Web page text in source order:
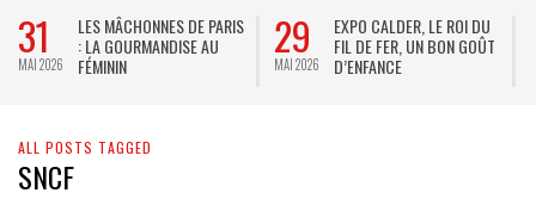
31
MAI 2026
LES MÂCHONNES DE PARIS
: LA GOURMANDISE AU
FÉMININ
29
MAI 2026
EXPO CALDER, LE ROI DU
FIL DE FER, UN BON GOÛT
D’ENFANCE
ALL POSTS TAGGED
SNCF